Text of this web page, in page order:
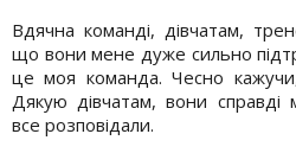
Вдячна команді, дівчатам,
що вони мене дуже сильно
це моя команда. Чесно
Дякую дівчатам, вони справді
все розповідали.